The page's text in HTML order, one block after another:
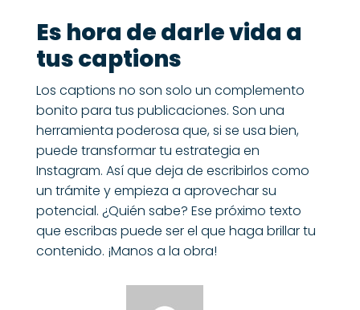
Es hora de darle vida a
tus captions
Los captions no son solo un complemento
bonito para tus publicaciones. Son una
herramienta poderosa que, si se usa bien,
puede transformar tu estrategia en
Instagram. Así que deja de escribirlos como
un trámite y empieza a aprovechar su
potencial. ¿Quién sabe? Ese próximo texto
que escribas puede ser el que haga brillar tu
contenido. ¡Manos a la obra!